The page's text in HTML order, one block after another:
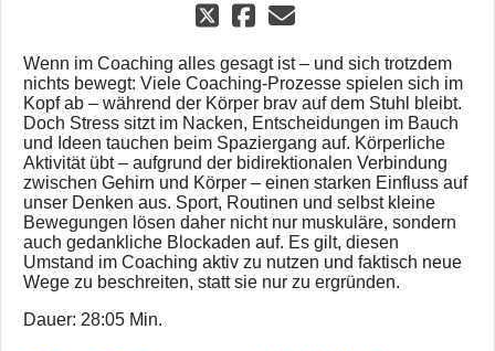
Wenn im Coaching alles gesagt ist – und sich trotzdem
nichts bewegt: Viele Coaching-Prozesse spielen sich im
Kopf ab – während der Körper brav auf dem Stuhl bleibt.
Doch Stress sitzt im Nacken, Entscheidungen im Bauch
und Ideen tauchen beim Spaziergang auf. Körperliche
Aktivität übt – aufgrund der bidirektionalen Verbindung
zwischen Gehirn und Körper – einen starken Einfluss auf
unser Denken aus. Sport, Routinen und selbst kleine
Bewegungen lösen daher nicht nur muskuläre, sondern
auch gedankliche Blockaden auf. Es gilt, diesen
Umstand im Coaching aktiv zu nutzen und faktisch neue
Wege zu beschreiten, statt sie nur zu ergründen.
Dauer: 28:05 Min.